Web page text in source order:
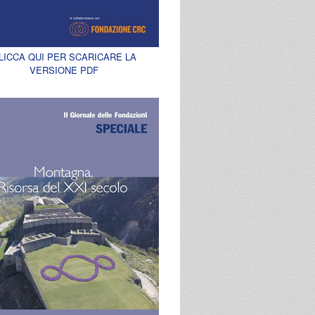
QUI PER SCARICARE LA
VERSIONE PDF